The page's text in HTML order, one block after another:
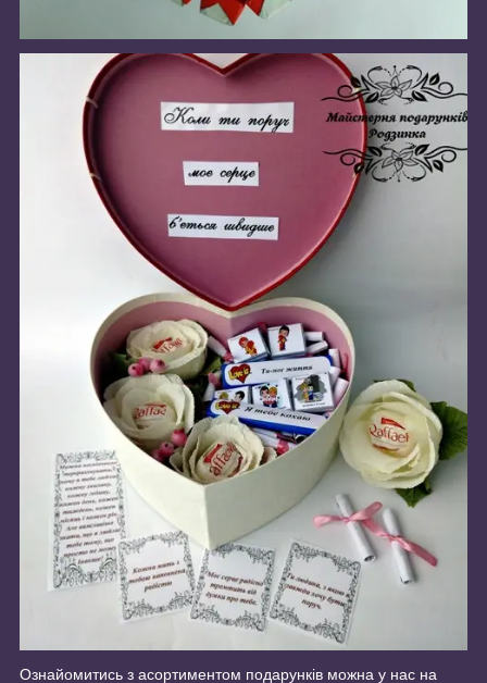
Ознайомитись з асортиментом подарунків можна у нас на